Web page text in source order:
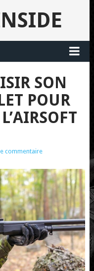
SON
POUR
commentaire